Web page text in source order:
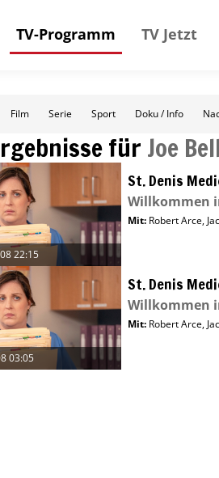
TV-Programm TV Jetzt
Film Serie Sport Doku / Info
für Joe
22:15
St. Denis
Willkommen
Mit: Robert Arce,
03:05
St. Denis
Willkommen
Mit: Robert Arce,